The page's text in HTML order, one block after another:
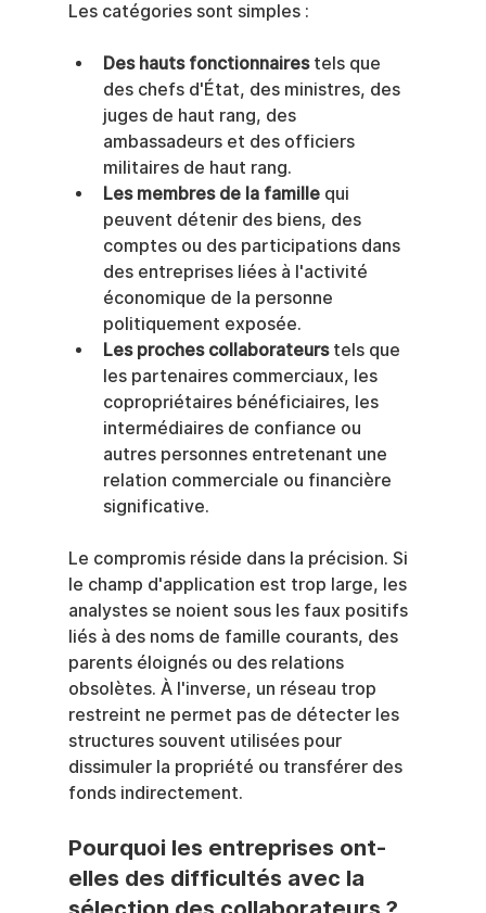
Les catégories sont simples :
Des hauts fonctionnaires tels que
des chefs d'État, des ministres, des
juges de haut rang, des
ambassadeurs et des officiers
militaires de haut rang.
Les membres de la famille qui
peuvent détenir des biens, des
comptes ou des participations dans
des entreprises liées à l'activité
économique de la personne
politiquement exposée.
Les proches collaborateurs tels que
les partenaires commerciaux, les
copropriétaires bénéficiaires, les
intermédiaires de confiance ou
autres personnes entretenant une
relation commerciale ou financière
significative.
Le compromis réside dans la précision. Si
le champ d'application est trop large, les
analystes se noient sous les faux positifs
liés à des noms de famille courants, des
parents éloignés ou des relations
obsolètes. À l'inverse, un réseau trop
restreint ne permet pas de détecter les
structures souvent utilisées pour
dissimuler la propriété ou transférer des
fonds indirectement.
Pourquoi les entreprises ont-
elles des difficultés avec la